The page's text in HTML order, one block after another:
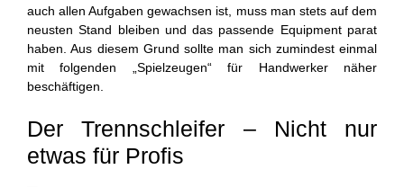
auch allen Aufgaben gewachsen ist, muss man stets auf dem
neusten Stand bleiben und das passende Equipment parat
haben. Aus diesem Grund sollte man sich zumindest einmal
mit folgenden „Spielzeugen“ für Handwerker näher
beschäftigen.
Der Trennschleifer – Nicht nur
etwas für Profis